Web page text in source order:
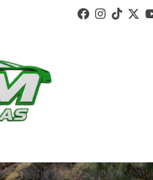
Noticias Contacto